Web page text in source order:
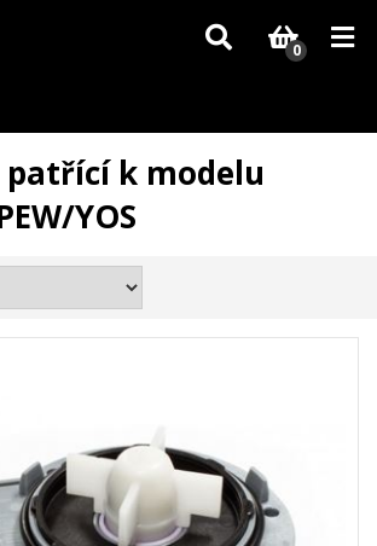
se může dodání dílů, které nejsou skladem,
zpozdit. Děkujeme za pochopení.
0
k modelu
YOS